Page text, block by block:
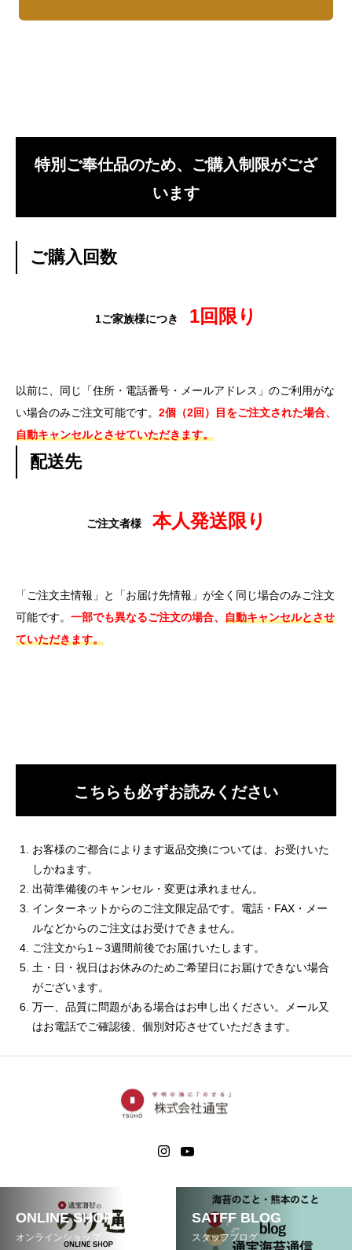
特別ご奉仕品のため、ご購入制限がござ
います
ご購入回数
1ご家族様につき 1回限り
以前に、同じ「住所・電話番号・メールアドレス」のご利用がな
い場合のみご注文可能です。 2個（2回）目をご注文された場合、
自動キャンセルとさせていただきます。
配送先
ご注文者様 本人発送限り
「ご注文主情報」と「お届け先情報」が全く同じ場合のみご注文
可能です。 一部でも異なるご注文の場合、 自動キャンセルとさせ
ていただきます。
こちらも必ずお読みください
お客様のご都合によります返品交換については、お受けいた
しかねます。
出荷準備後のキャンセル・変更は承れません。
インターネットからのご注文限定品です。電話・FAX・メー
ルなどからのご注文はお受けできません。
ご注文から1～3週間前後でお届けいたします。
土・日・祝日はお休みのためご希望日にお届けできない場合
がございます。
万一、品質に問題がある場合はお申し出ください。メール又
はお電話でご確認後、個別対応させていただきます。
ONLINE SHOP
オンラインショップ
SATFF BLOG
スタッフブログ